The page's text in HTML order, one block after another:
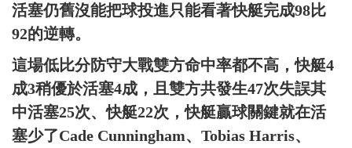
活塞仍舊沒能把球投進只能看著快艇完成98比
92的逆轉。
這場低比分防守大戰雙方命中率都不高，快艇4
成3稍優於活塞4成，且雙方共發生47次失誤其
中活塞25次、快艇22次，快艇贏球關鍵就在活
塞少了Cade Cunningham、Tobias Harris、